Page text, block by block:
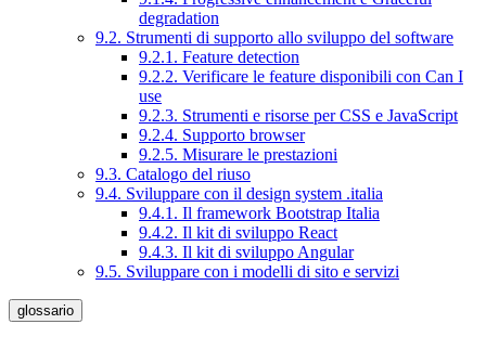
degradation
9.2. Strumenti di supporto allo sviluppo del software
9.2.1. Feature detection
9.2.2. Verificare le feature disponibili con Can I
use
9.2.3. Strumenti e risorse per CSS e JavaScript
9.2.4. Supporto browser
9.2.5. Misurare le prestazioni
9.3. Catalogo del riuso
9.4. Sviluppare con il design system .italia
9.4.1. Il framework Bootstrap Italia
9.4.2. Il kit di sviluppo React
9.4.3. Il kit di sviluppo Angular
9.5. Sviluppare con i modelli di sito e servizi
glossario